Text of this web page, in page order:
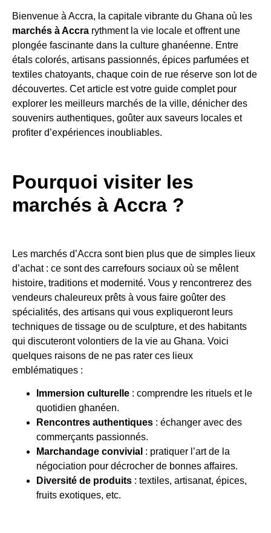
Bienvenue à Accra, la capitale vibrante du Ghana où les
marchés à Accra rythment la vie locale et offrent une
plongée fascinante dans la culture ghanéenne. Entre
étals colorés, artisans passionnés, épices parfumées et
textiles chatoyants, chaque coin de rue réserve son lot de
découvertes. Cet article est votre guide complet pour
explorer les meilleurs marchés de la ville, dénicher des
souvenirs authentiques, goûter aux saveurs locales et
profiter d’expériences inoubliables.
Pourquoi visiter les
marchés à Accra ?
Les marchés d’Accra sont bien plus que de simples lieux
d’achat : ce sont des carrefours sociaux où se mêlent
histoire, traditions et modernité. Vous y rencontrerez des
vendeurs chaleureux prêts à vous faire goûter des
spécialités, des artisans qui vous expliqueront leurs
techniques de tissage ou de sculpture, et des habitants
qui discuteront volontiers de la vie au Ghana. Voici
quelques raisons de ne pas rater ces lieux
emblématiques :
Immersion culturelle : comprendre les rituels et le
quotidien ghanéen.
Rencontres authentiques : échanger avec des
commerçants passionnés.
Marchandage convivial : pratiquer l’art de la
négociation pour décrocher de bonnes affaires.
Diversité de produits : textiles, artisanat, épices,
fruits exotiques, etc.